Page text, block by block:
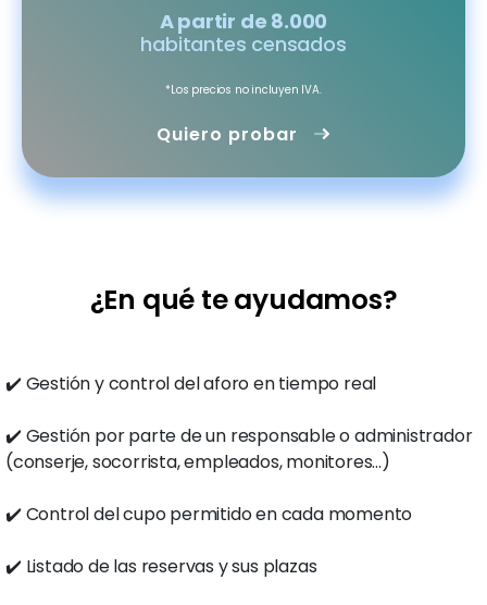
A partir de 8.000
habitantes censados
*Los precios no incluyen IVA.
Quiero probar
¿En qué te ayudamos?
✔️ Gestión y control del aforo en tiempo real
✔️ Gestión por parte de un responsable o administrador
(conserje, socorrista, empleados, monitores…)
✔️ Control del cupo permitido en cada momento
✔️ Listado de las reservas y sus plazas